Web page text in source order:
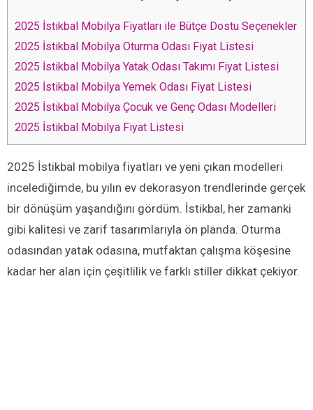
2025 İstikbal Mobilya Fiyatları ile Bütçe Dostu Seçenekler
2025 İstikbal Mobilya Oturma Odası Fiyat Listesi
2025 İstikbal Mobilya Yatak Odası Takımı Fiyat Listesi
2025 İstikbal Mobilya Yemek Odası Fiyat Listesi
2025 İstikbal Mobilya Çocuk ve Genç Odası Modelleri
2025 İstikbal Mobilya Fiyat Listesi
2025 İstikbal mobilya fiyatları ve yeni çıkan modelleri
incelediğimde, bu yılın ev dekorasyon trendlerinde gerçek
bir dönüşüm yaşandığını gördüm. İstikbal, her zamanki
gibi kalitesi ve zarif tasarımlarıyla ön planda. Oturma
odasından yatak odasına, mutfaktan çalışma köşesine
kadar her alan için çeşitlilik ve farklı stiller dikkat çekiyor.